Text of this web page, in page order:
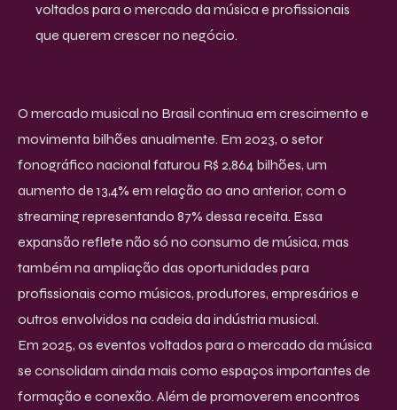
voltados para o mercado da música e profissionais
que querem crescer no negócio.
O mercado musical no Brasil continua em crescimento e
movimenta bilhões anualmente. Em 2023, o setor
fonográfico nacional faturou R$ 2,864 bilhões, um
aumento de 13,4% em relação ao ano anterior, com o
streaming representando 87% dessa receita. Essa
expansão reflete não só no consumo de música, mas
também na ampliação das oportunidades para
profissionais como músicos, produtores, empresários e
outros envolvidos na cadeia da indústria musical.
Em 2025, os eventos voltados para o mercado da música
se consolidam ainda mais como espaços importantes de
formação e conexão. Além de promoverem encontros